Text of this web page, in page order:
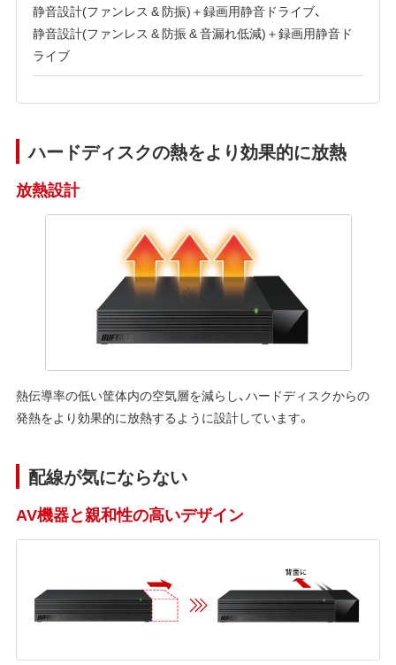
静音設計(ファンレス & 防振)＋録画用静音ドライブ、
静音設計(ファンレス & 防振 & 音漏れ低減)＋録画用静音ド
ライブ
ハードディスクの熱をより効果的に放熱
放熱設計
熱伝導率の低い筐体内の空気層を減らし、ハードディスクからの
発熱をより効果的に放熱するように設計しています。
配線が気にならない
AV機器と親和性の高いデザイン